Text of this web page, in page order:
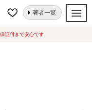
証付きで安心です
著者一覧